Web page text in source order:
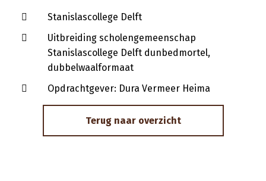
Stanislascollege Delft
Uitbreiding scholengemeenschap
Stanislascollege Delft dunbedmortel,
dubbelwaalformaat
Opdrachtgever: Dura Vermeer Heima
Terug naar overzicht